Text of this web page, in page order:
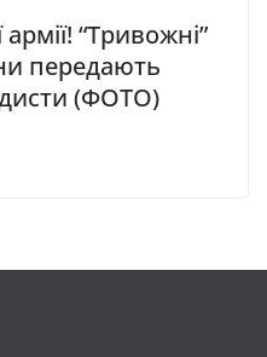
“Тривожні”
передають
(ФОТО)